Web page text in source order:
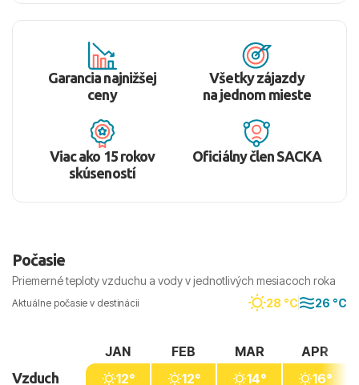
Garancia najnižšej
ceny
Všetky zájazdy
na jednom mieste
Viac ako 15 rokov
skúseností
Oficiálny člen SACKA
Počasie
Priemerné teploty vzduchu a vody v jednotlivých mesiacoch roka
Aktuálne počasie v destinácii 28 °C 26 °C
Vzduch
JAN
12°
FEB
12°
MAR
14°
APR
16°